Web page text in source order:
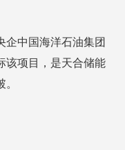
企中国海洋石油集团
该项目，是天合储能